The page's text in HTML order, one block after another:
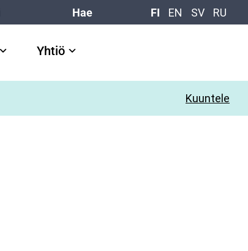
Hae FI EN SV RU
Yhtiö
Kuuntele